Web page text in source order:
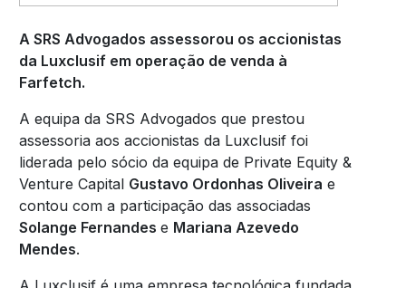
A SRS Advogados assessorou os accionistas
da Luxclusif em operação de venda à
Farfetch.
A equipa da SRS Advogados que prestou
assessoria aos accionistas da Luxclusif foi
liderada pelo sócio da equipa de Private Equity &
Venture Capital Gustavo Ordonhas Oliveira e
contou com a participação das associadas
Solange Fernandes e Mariana Azevedo
Mendes.